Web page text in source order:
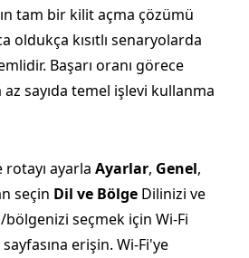
tam bir kilit açma çözümü
oldukça kısıtlı senaryolarda
Başarı oranı görece
sayıda temel işlevi kullanma
rotayı ayarla Ayarlar, Genel,
seçin Dil ve Bölge Dilinizi ve
seçmek için Wi-Fi
sayfasına erişin. Wi-Fi'ye